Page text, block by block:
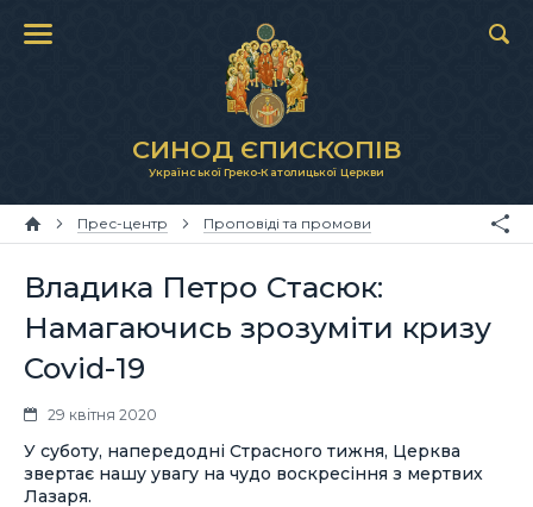
СИНОД ЄПИСКОПІВ
Української Греко-Католицької Церкви
Прес-центр Проповіді та промови
Владика Петро Стасюк:
Намагаючись зрозуміти кризу
Covid-19
29 квітня 2020
У суботу, напередодні Страсного тижня, Церква
звертає нашу увагу на чудо воскресіння з мертвих
Лазаря.